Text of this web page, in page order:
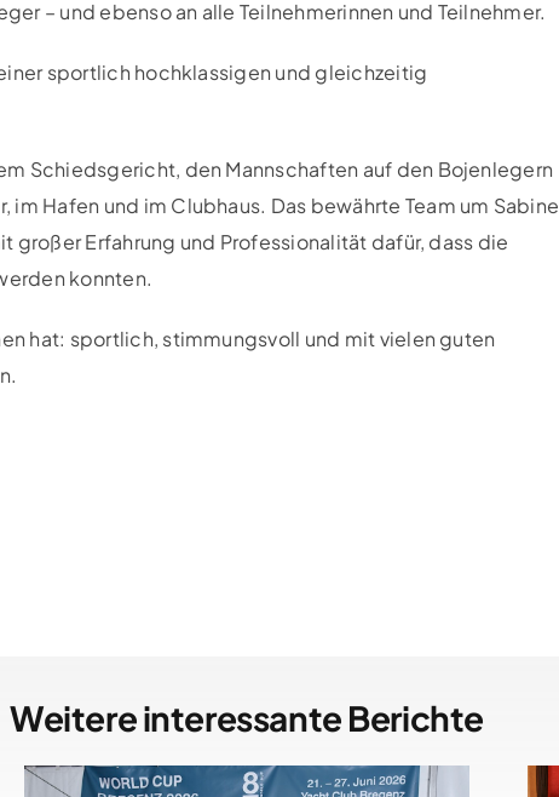
– und ebenso an alle Teilnehmerinnen und Teilnehmer.
sportlich hochklassigen und gleichzeitig
Schiedsgericht, den Mannschaften auf den Bojenlegern
Hafen und im Clubhaus. Das bewährte Team um Sabine
großer Erfahrung und Professionalität dafür, dass die
konnten.
hat: sportlich, stimmungsvoll und mit vielen guten
Weitere interessante Berichte